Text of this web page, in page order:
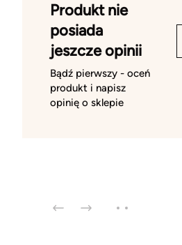
Produkt nie
posiada
jeszcze opinii
Bądź pierwszy - oceń
produkt i napisz
opinię o sklepie